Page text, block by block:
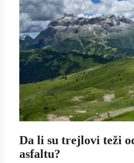
Da li su trejlovi teži
asfaltu?